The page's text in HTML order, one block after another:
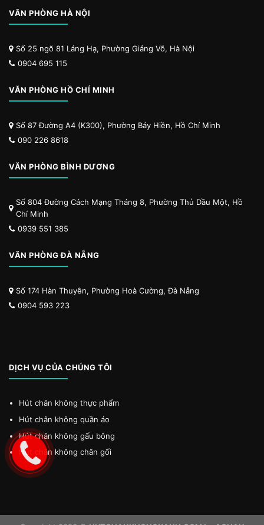
VĂN PHÒNG HÀ NỘI
Số 25 ngõ 81 Láng Hạ, Phường Giảng Võ, Hà Nội
0904 695 115
VĂN PHÒNG HỒ CHÍ MINH
Số 87 Đường A4 (K300), Phường Bảy Hiền, Hồ Chí Minh
090 226 8618
VĂN PHÒNG BÌNH DƯƠNG
Số 804 Đường Cách Mạng Tháng 8, Phường Thủ Dầu Một, Hồ
Chí Minh
0939 551 385
VĂN PHÒNG ĐÀ NẴNG
Số 174 Hàn Thuyên, Phường Hoà Cường, Đà Nẵng
0904 593 223
DỊCH VỤ CỦA CHÚNG TÔI
Hút chân không thực phẩm
Hút chân không quần áo
Hút chân không gấu bông
Hút chân không chăn gối